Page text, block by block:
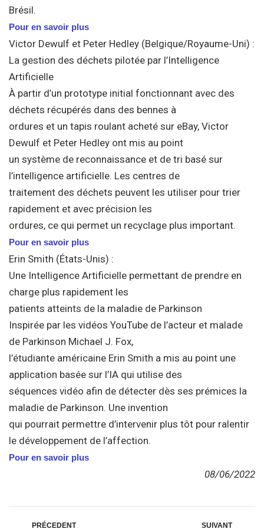
Brésil.
Pour en savoir plus
Victor Dewulf et Peter Hedley (Belgique/Royaume-Uni) :
La gestion des déchets pilotée par l’Intelligence
Artificielle
À partir d’un prototype initial fonctionnant avec des
déchets récupérés dans des bennes à
ordures et un tapis roulant acheté sur eBay, Victor
Dewulf et Peter Hedley ont mis au point
un système de reconnaissance et de tri basé sur
l’intelligence artificielle. Les centres de
traitement des déchets peuvent les utiliser pour trier
rapidement et avec précision les
ordures, ce qui permet un recyclage plus important.
Pour en savoir plus
Erin Smith (États-Unis) :
Une Intelligence Artificielle permettant de prendre en
charge plus rapidement les
patients atteints de la maladie de Parkinson
Inspirée par les vidéos YouTube de l’acteur et malade
de Parkinson Michael J. Fox,
l’étudiante américaine Erin Smith a mis au point une
application basée sur l’IA qui utilise des
séquences vidéo afin de détecter dès ses prémices la
maladie de Parkinson. Une invention
qui pourrait permettre d’intervenir plus tôt pour ralentir
le développement de l’affection.
Pour en savoir plus
08/06/2022
PRÉCEDENT SUIVANT